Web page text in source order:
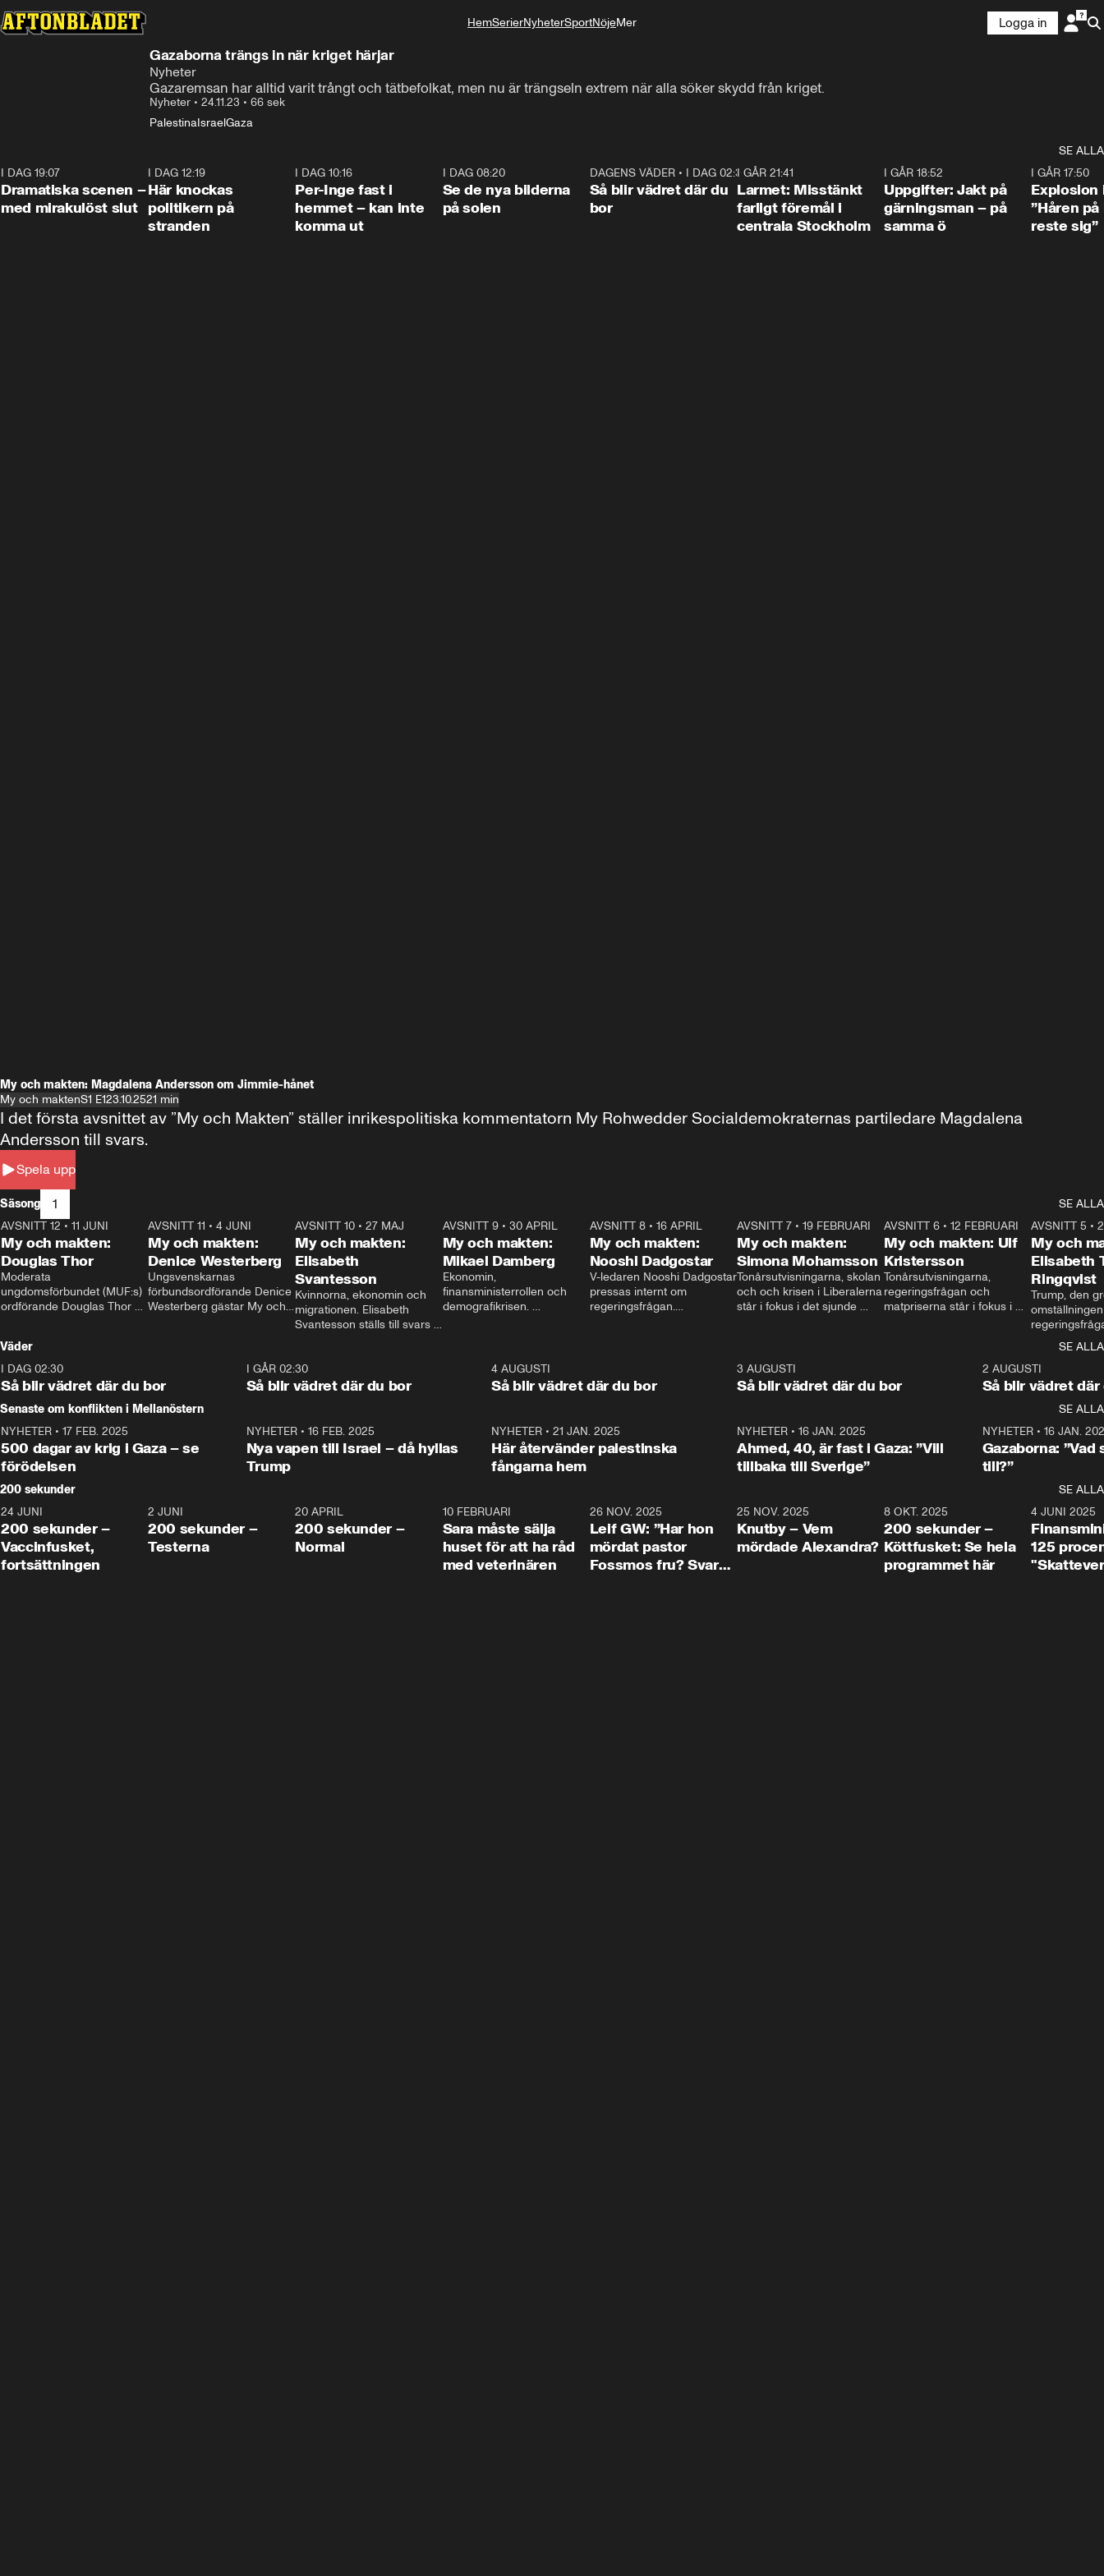
HemSerierNyheterSportNöjeMer
Logga in
Gazaborna trängs in när kriget härjar
Nyheter
Gazaremsan har alltid varit trångt och tätbefolkat, men nu är trängseln extrem när alla söker skydd från kriget.
Nyheter • 24.11.23 • 66 sek
PalestinaIsraelGaza
SE ALLA
I DAG 19:07
Dramatiska scenen –
med mirakulöst slut
I DAG 12:19
Här knockas
politikern på
stranden
I DAG 10:16
Per-Inge fast i
hemmet – kan inte
komma ut
I DAG 08:20
Se de nya bilderna
på solen
1:06
DAGENS VÄDER• I DAG 02:30
Så blir vädret där du
bor
I GÅR 21:41
Larmet: Misstänkt
farligt föremål i
centrala Stockholm
I GÅR 18:52
Uppgifter: Jakt på
gärningsman – på
samma ö
I GÅR 17:50
Explosion
”Håren
reste sig”
My och makten: Magdalena Andersson om Jimmie-hånet
My och maktenS1 E123.10.2521 min
Spela upp
I det första avsnittet av ”My och Makten” ställer inrikespolitiska kommentatorn My Rohwedder Socialdemokraternas partiledare Magdalena
Andersson till svars.
Säsong 1
SE ALLA
26:27
AVSNITT 12 • 11 JUNI
My och makten:
Douglas Thor
Moderata
ungdomsförbundet (MUF:s)
ordförande Douglas Thor
tonårsutvisningarna och hur
Moderaterna ska locka
väljare till valet i höst.
23:40
AVSNITT 11 •4 JUNI
My och makten:
Denice Westerberg
Ungsvenskarnas
förbundsordförande Denice
Westerberg gästar My och
AVSNITT 10 •27 MAJ
My och makten:
Elisabeth
Svantesson
Kvinnorna, ekonomin och
migrationen. Elisabeth
Svantesson ställs till svars
AVSNITT 9• 30 APRIL
My och makten:
Mikael Damberg
Ekonomin,
finansministerrollen och
demografikrisen.
och Makten.
AVSNITT 8• 16 APRIL
My och makten:
Nooshi Dadgostar
V-ledaren Nooshi Dadgostar
pressas internt om
regeringsfrågan.
– Vi ställer upp i val. Ska vi
vara med så sitter vi förstås
24:30
AVSNITT 7• 19 FEBRUARI
My och makten:
Simona Mohamsson
Tonårsutvisningarna, skolan
och och krisen i Liberalerna
står i fokus i det sjunde
kommentator My
Rohwedder ställer
utbildnings- och
Mohamsson till svars.
27:30
AVSNITT 6 •12 FEBRUARI
My och makten: Ulf
Kristersson
Tonårsutvisningarna,
regeringsfrågan och
matpriserna står i fokus i
Rohwedder ställer
statsminister Ulf Kristersson
AVSNITT 5 •
My och
Elisabeth
Ringqvist
Trump, den
centrum i
avsnittet av
Makten”. Se
Aftonbladets
Rohwedder
Thand Ring
Väder
SE ALLA
I DAG 02:30
Så blir vädret där du bor
1:06
I GÅR 02:30
Så blir vädret där du bor
4 AUGUSTI
Så blir vädret där du bor
3 AUGUSTI
Så blir vädret där du bor
2 AUGUSTI
Så blir vädret där
Senaste om konflikten i Mellanöstern
SE ALLA
NYHETER • 17 FEB. 2025
500 dagar av krig i Gaza – se
förödelsen
NYHETER• 16 FEB. 2025
Nya vapen till Israel – då hyllas
Trump
NYHETER •21 JAN. 2025
Här återvänder palestinska
fångarna hem
NYHETER• 16 JAN. 2025
Ahmed, 40, är fast i Gaza: ”Vill
tillbaka till Sverige”
NYHETER• 16 JAN.
Gazaborna:
till?”
200 sekunder
SE ALLA
5:00
24 JUNI
200 sekunder –
Vaccinfusket,
fortsättningen
4:23
2 JUNI
200 sekunder –
Testerna
20 APRIL
200 sekunder –
Normal
10 FEBRUARI
Sara måste sälja
huset för att ha råd
med veterinären
26 NOV. 2025
Leif GW: ”Har hon
mördat pastor
Fossmos fru? Svar
31:05
25 NOV. 2025
Knutby – Vem
mördade Alexandra?
4:29
8 OKT. 2025
200 sekunder –
Köttfusket: Se hela
programmet här
4 JUNI 2025
125